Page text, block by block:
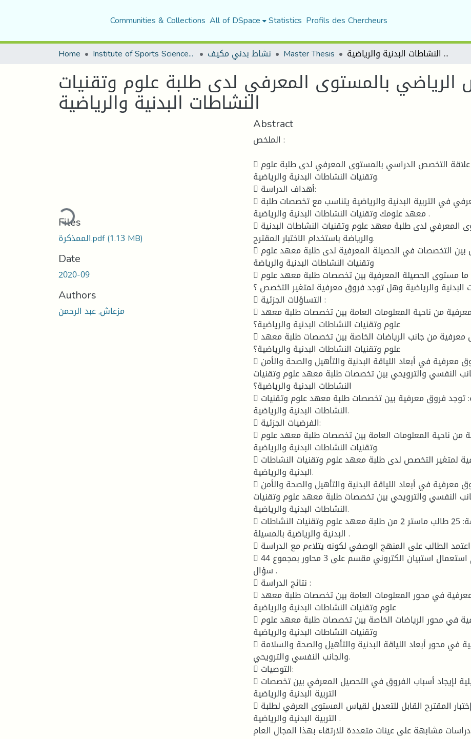
Communities & Collections All of DSpace Statistics Profils des Chercheurs
Home Institute of Sports Sciences and Techniques نشاط بدني مكيف Master Thesis علاقة التخصص الرياضي بالمستوى المعرفي لدى طلبة علوم وتقنيات النشاطات البدنية والرياضية
الرياضي بالمستوى المعرفي لدى طلبة علوم وتقنيات
النشاطات البدنية والرياضية
Loading...
Files
الممذكرة.pdf(1.13 MB)
Date
2020-09
Authors
مزعاش, عبد الرحمن
Abstract
الملخص :
 عنوان الدراسة: علاقة التخصص الدراسي بالمستوى المعرفي لدى طلبة علوم
وتقنيات النشاطات البدنية والرياضية.
 أهداف الدراسة:
 تطبيق اختبار معرفي في التربية البدنية والرياضية يتناسب مع تخصصات طلبة
معهد علومك وتقنيات النشاطات البدنية والرياضية .
 معرفة المستوى المعرفي لدى طلبة معهد علوم وتقنيات النشاطات البدنية
والرياضة باستخدام الاختبار المقترح.
 معرفة الفروق بين التخصصات في الحصيلة المعرفية لدى طلبة معهد علوم
وتقنيات النشاطات البدنية والرياضة
 التساؤل العام : ما مستوى الحصيلة المعرفية بين تخصصات طلبة معهد علوم
البدنية والرياضية وهل توجد فروق معرفية لمتغير التخصص ؟
 التساؤلات الجزئية :
 هل توجد فروق معرفية من ناحية المعلومات العامة بين تخصصات طلبة معهد
علوم وتقنيات النشاطات البدنية والرياضية؟
 هل توجد فروق معرفية من جانب الرياضات الخاصة بين تخصصات طلبة معهد
علوم وتقنيات النشاطات البدنية والرياضية؟
 هل توجد فروق معرفية في أبعاد اللياقة البدنية والتأهيل والصحة والأمن
النفسي والترويحي بين تخصصات طلبة معهد علوم وتقنيات
النشاطات البدنية والرياضية؟
 الفرضية العامة: توجد فروق معرفية بين تخصصات طلبة معهد علوم وتقنيات
النشاطات البدنية والرياضية.
 الفرضيات الجزئية:
 توجد فروق معرفية من ناحية المعلومات العامة بين تخصصات طلبة معهد علوم
وتقنيات النشاطات البدنية والرياضية.
 توجد فروق معرفية لمتغير التخصص لدى طلبة معهد علوم وتقنيات النشاطات
البدنية والرياضية.
 توجد فروق معرفية في أبعاد اللياقة البدنية والتأهيل والصحة والأمن
النفسي والترويحي بين تخصصات طلبة معهد علوم وتقنيات
النشاطات البدنية والرياضية.
 عينة الدراسة: 25 طالب ماستر 2 من طلبة معهد علوم وتقنيات النشاطات
البدنية والرياضية بالمسيلة .
 منهج الدراسة: اعتمد الطالب على المنهج الوصفي لكونه يتلاءم مع الدراسة .
 أدوات الدراسة: تم استعمال استبيان الكتروني مقسم على 3 محاور بمجموع 44
سؤال .
 نتائج الدراسة :
 وجود فروق معرفية في محور المعلومات العامة بين تخصصات طلبة معهد
علوم وتقنيات النشاطات البدنية والرياضية
 وجود فروق معرفية في محور الرياضات الخاصة بين تخصصات طلبة معهد علوم
وتقنيات النشاطات البدنية والرياضية
 وجود فروق معرفية في محور أبعاد اللياقة البدنية والتأهيل والصحة والسلامة
والجانب النفسي والترويحي.
 التوصيات:
 دراسة تكميلية لإيجاد أسباب الفروق في التحصيل المعرفي بين تخصصات
التربية البدنية والرياضية
 استخدام الإختبار المقترح القابل للتعديل لقياس المستوى العرفي لطلبة
التربية البدنية والرياضية .
دراسات مشابهة على عينات متعددة للارتقاء بهذا المجال العام.